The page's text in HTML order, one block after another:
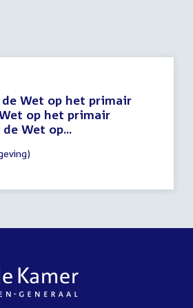
Wet op het primair
op het primair
de Wet op...